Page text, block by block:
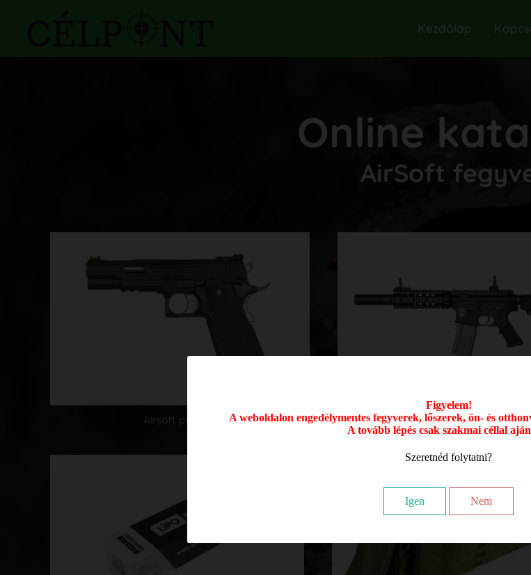
Figyelem!
A weboldalon engedélymentes fegyverek, lőszerek, ön- és
A tovább lépés csak szakmai céllal
Szeretnéd folytatni?
Igen Nem
Kezdőlap
Online
AirSoft
Airsoft pisztoly Airsoft Puska